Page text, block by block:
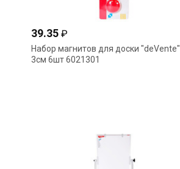
39.35 ₽
Набор магнитов для доски "deVente"
3см 6шт 6021301